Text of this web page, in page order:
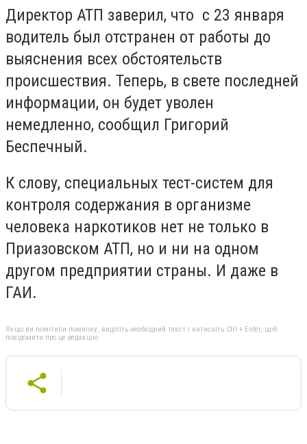
Директор АТП заверил, что с 23 января
водитель был отстранен от работы до
выяснения всех обстоятельств
происшествия. Теперь, в свете последней
информации, он будет уволен
немедленно, сообщил Григорий
Беспечный.
К слову, специальных тест-систем для
контроля содержания в организме
человека наркотиков нет не только в
Приазовском АТП, но и ни на одном
другом предприятии страны. И даже в
ГАИ.
Якщо ви помітили помилку, виділіть необхідний текст і натисніть Ctrl + Enter, щоб
повідомити про це редакцію